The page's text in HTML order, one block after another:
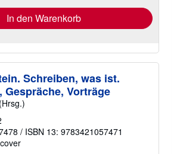
In den Warenkorb
Schreiben, was ist.
Gespräche, Vorträge
/ ISBN 13: 9783421057471